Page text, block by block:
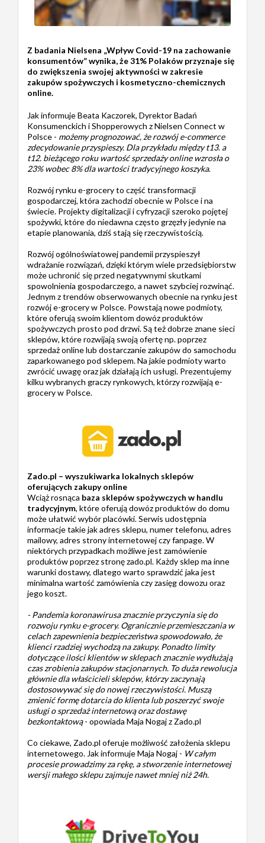
Z badania Nielsena „Wpływ Covid-19 na zachowanie
konsumentów” wynika, że 31% Polaków przyznaje się
do zwiększenia swojej aktywności w zakresie
zakupów spożywczych i kosmetyczno-chemicznych
online.
Jak informuje Beata Kaczorek, Dyrektor Badań
Konsumenckich i Shopperowych z Nielsen Connect w
Polsce - możemy prognozować, że rozwój e-commerce
zdecydowanie przyspieszy. Dla przykładu między t13. a
t12. bieżącego roku wartość sprzedaży online wzrosła o
23% wobec 8% dla wartości tradycyjnego koszyka.
Rozwój rynku e-grocery to część transformacji
gospodarczej, która zachodzi obecnie w Polsce i na
świecie. Projekty digitalizacji i cyfryzacji szeroko pojętej
spożywki, które do niedawna często grzęzły jedynie na
etapie planowania, dziś stają się rzeczywistością.
Rozwój ogólnoświatowej pandemii przyspieszył
wdrażanie rozwiązań, dzięki którym wiele przedsiębiorstw
może uchronić się przed negatywnymi skutkami
spowolnienia gospodarczego, a nawet szybciej rozwinąć.
Jednym z trendów obserwowanych obecnie na rynku jest
rozwój e-grocery w Polsce. Powstają nowe podmioty,
które oferują swoim klientom dowóz produktów
spożywczych prosto pod drzwi. Są też dobrze znane sieci
sklepów, które rozwijają swoją ofertę np. poprzez
sprzedaż online lub dostarczanie zakupów do samochodu
zaparkowanego pod sklepem. Na jakie podmioty warto
zwrócić uwagę oraz jak działają ich usługi. Prezentujemy
kilku wybranych graczy rynkowych, którzy rozwijają e-
grocery w Polsce.
Zado.pl – wyszukiwarka lokalnych sklepów
oferujących zakupy online
Wciąż rosnąca baza sklepów spożywczych w handlu
tradycyjnym, które oferują dowóz produktów do domu
może ułatwić wybór placówki. Serwis udostępnia
informacje takie jak adres sklepu, numer telefonu, adres
mailowy, adres strony internetowej czy fanpage. W
niektórych przypadkach możliwe jest zamówienie
produktów poprzez stronę zado.pl. Każdy sklep ma inne
warunki dostawy, dlatego warto sprawdzić jaka jest
minimalna wartość zamówienia czy zasięg dowozu oraz
jego koszt.
- Pandemia koronawirusa znacznie przyczynia się do
rozwoju rynku e-grocery. Ogranicznie przemieszczania w
celach zapewnienia bezpieczeństwa spowodowało, że
klienci rzadziej wychodzą na zakupy. Ponadto limity
dotyczące ilości klientów w sklepach znacznie wydłużają
czas zrobienia zakupów stacjonarnych. To duża rewolucja
głównie dla właścicieli sklepów, którzy zaczynają
dostosowywać się do nowej rzeczywistości. Muszą
zmienić formę dotarcia do klienta lub poszerzyć swoje
usługi o sprzedaż internetową oraz dostawę
bezkontaktową- opowiada Maja Nogaj z Zado.pl
Co ciekawe, Zado.pl oferuje możliwość założenia sklepu
internetowego. Jak informuje Maja Nogaj - W całym
procesie prowadzimy za rękę, a stworzenie internetowej
wersji małego sklepu zajmuje nawet mniej niż 24h.